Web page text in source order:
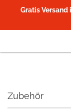
Gratis
Zubehör